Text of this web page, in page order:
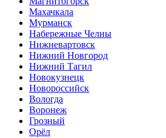
Махачкала
Мурманск
Набережные Челны
Нижневартовск
Нижний Новгород
Нижний Тагил
Новокузнецк
Новороссийск
Вологда
Воронеж
Грозный
Орёл